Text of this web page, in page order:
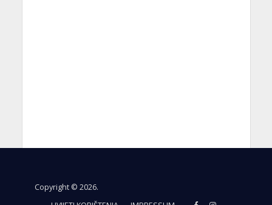
Copyright © 2026.